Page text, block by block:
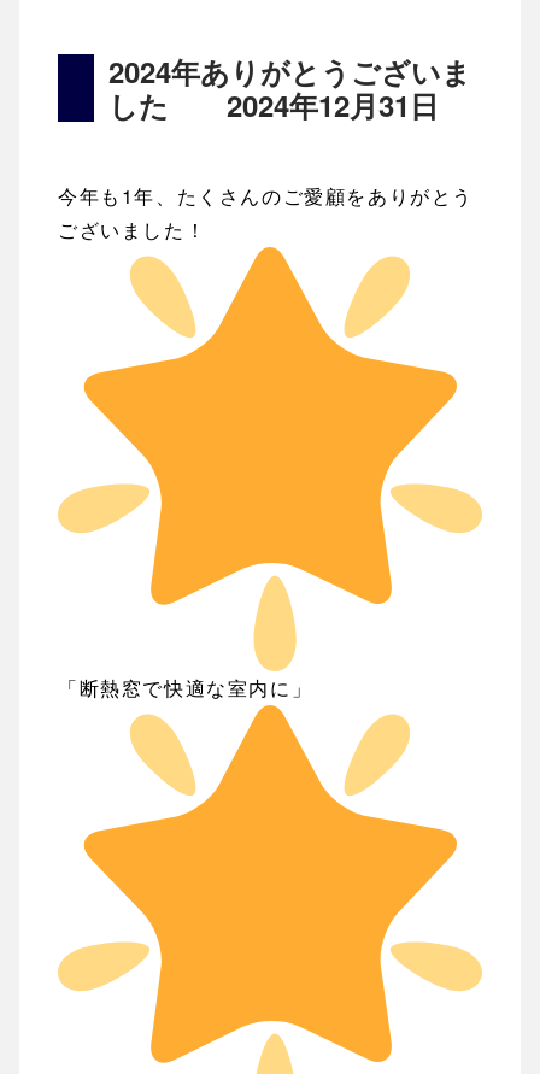
2024年ありがとうございま
した 2024年12月31日
今年も1年、たくさんのご愛顧をありがとう
ございました！
「断熱窓で快適な室内に」